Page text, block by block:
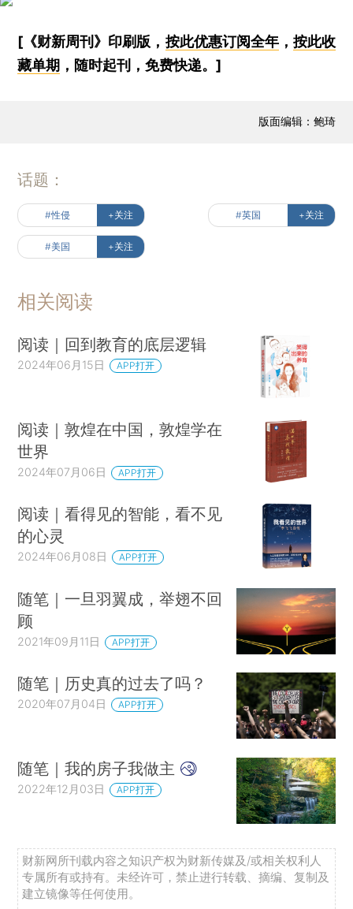
[《财新周刊》印刷版， 按此优惠订阅全年， 按此收
藏单期 ，随时起刊，免费快递。]
版面编辑：鲍琦
话题：
#性侵 +关注 #英国 +关注
#美国 +关注
相关阅读
阅读｜回到教育的底层逻辑
2024年06月15日 APP打开
阅读｜敦煌在中国，敦煌学在
世界
2024年07月06日 APP打开
阅读｜看得见的智能，看不见
的心灵
2024年06月08日 APP打开
随笔｜一旦羽翼成，举翅不回
顾
2021年09月11日 APP打开
随笔｜历史真的过去了吗？
2020年07月04日 APP打开
随笔｜我的房子我做主
2022年12月03日 APP打开
财新网所刊载内容之知识产权为财新传媒及/或相关权利人
专属所有或持有。未经许可，禁止进行转载、摘编、复制及
建立镜像等任何使用。